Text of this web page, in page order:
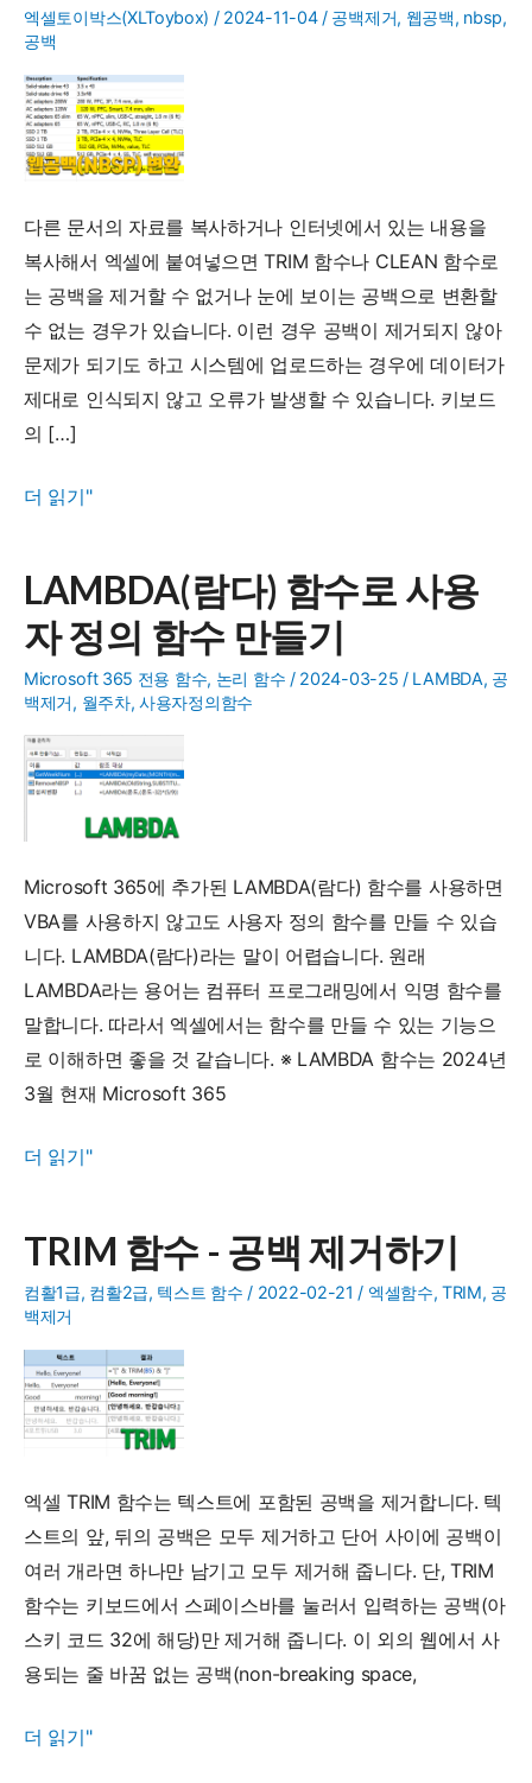
엑셀토이박스(XLToybox) / 2024-11-04 / 공백제거, 웹공백, nbsp,
공백
다른 문서의 자료를 복사하거나 인터넷에서 있는 내용을
복사해서 엑셀에 붙여넣으면 TRIM 함수나 CLEAN 함수로
는 공백을 제거할 수 없거나 눈에 보이는 공백으로 변환할
수 없는 경우가 있습니다. 이런 경우 공백이 제거되지 않아
문제가 되기도 하고 시스템에 업로드하는 경우에 데이터가
제대로 인식되지 않고 오류가 발생할 수 있습니다. 키보드
의 […]
엑
서
웹
공
백
(NBSP)
을
백
더 읽기"
LAMBDA(람다) 함수로 사용
자 정의 함수 만들기
Microsoft 365 전용 함수, 논리 함수 / 2024-03-25 / LAMBDA, 공
백제거, 월주차,사용자정의함수
Microsoft 365에 추가된 LAMBDA(람다) 함수를 사용하면
VBA를 사용하지 않고도 사용자 정의 함수를 만들 수 있습
니다. LAMBDA(람다)라는 말이 어렵습니다. 원래
LAMBDA라는 용어는 컴퓨터 프로그래밍에서 익명 함수를
말합니다. 따라서 엑셀에서는 함수를 만들 수 있는 기능으
로 이해하면 좋을 것 같습니다. ※ LAMBDA 함수는 2024년
3월 현재 Microsoft 365
LAMBDA(람
로
사
용
자
정
함
수
만
들
기
더 읽기"
TRIM 함수 - 공백 제거하기
컴활1급, 컴활2급, 텍스트 함수 / 2022-02-21 / 엑셀함수,TRIM, 공
백제거
엑셀 TRIM 함수는 텍스트에 포함된 공백을 제거합니다. 텍
스트의 앞, 뒤의 공백은 모두 제거하고 단어 사이에 공백이
여러 개라면 하나만 남기고 모두 제거해 줍니다. 단, TRIM
함수는 키보드에서 스페이스바를 눌러서 입력하는 공백(아
스키 코드 32에 해당)만 제거해 줍니다. 이 외의 웹에서 사
용되는 줄 바꿈 없는 공백(non-breaking space,
TRIM
더 읽기"